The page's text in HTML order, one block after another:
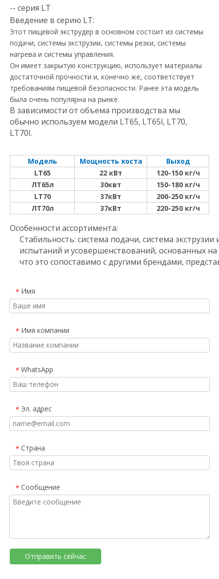
-- серия LT
Введение в серию LT:
Этот пищевой экструдер в основном состоит из системы
подачи, системы экструзии, системы резки, системы
нагрева и системы управления.
Он имеет закрытую конструкцию, использует материалы
достаточной прочности и, конечно же, соответствует
требованиям пищевой безопасности. Ранее эта модель
была очень популярна на рынке.
В зависимости от объема производства мы
обычно используем модели LT65, LT65l, LT70,
LT70l.
Модель Мощность хоста
Выход
LT65
22 кВт
120-150 кг/ч
ЛТ65л
30квт
150-180 кг/ч
LT70
37кВт
200-250 кг/ч
ЛТ70л
37кВт 220-250 кг/ч
Особенности ассортимента:
Стабильность: система подачи, система
испытаний и усовершенствований, основанных
что это сопоставимо с другими брендами,
* Имя
* Имя компании
* WhatsApp
* Эл. адрес
* Страна
* Сообщение
Отправить сейчас